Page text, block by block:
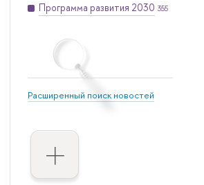
Программа развития 2030 355
Расширенный поиск новостей